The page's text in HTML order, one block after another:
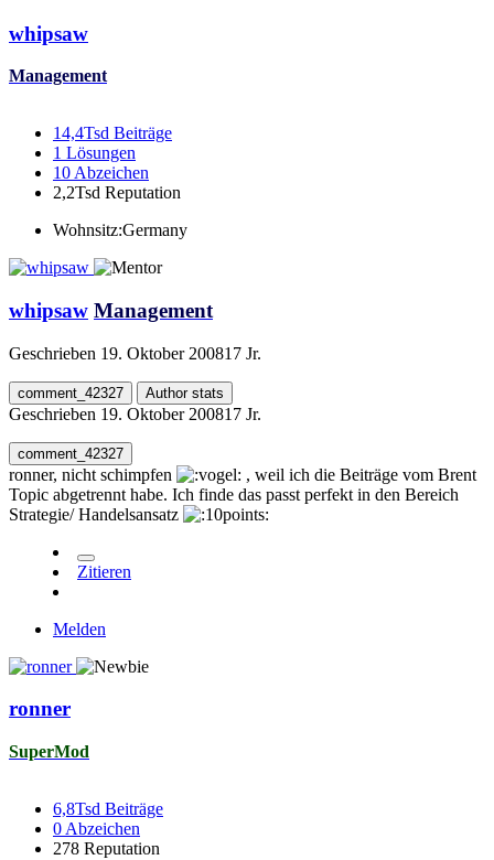
whipsaw
Management
14,4Tsd Beiträge
1 Lösungen
10 Abzeichen
2,2Tsd Reputation
Wohnsitz:Germany
whipsaw Management
Geschrieben 19. Oktober 200817 Jr.
comment_42327 Author stats
Geschrieben 19. Oktober 200817 Jr.
comment_42327
ronner, nicht schimpfen
, weil ich die Beiträge vom Brent
Topic abgetrennt habe. Ich finde das passt perfekt in den Bereich
Strategie/ Handelsansatz
Zitieren
Melden
ronner
SuperMod
6,8Tsd Beiträge
0 Abzeichen
278 Reputation